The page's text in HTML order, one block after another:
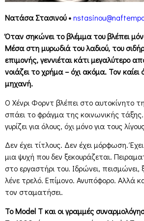
Νατάσα Στασινού •
Όταν σηκώνει το βλέμμα του βλέπει
Μέσα στη μυρωδιά του λαδιού, του
επιμονής, γεννιέται κάτι μεγαλύτερο
νοιάζει το χρήμα – όχι ακόμα. Τον
μηχανή.
Ο Χένρι Φορντ βλέπει στο αυτοκίνητο
σπάει το φράγμα της κοινωνικής
γυρίζει για όλους, όχι μόνο για τους
Δεν έχει τίτλους. Δεν έχει μόρφωση.
μια ψυχή που δεν ξεκουράζεται.
στο εργαστήρι του. Ιδρώνει, πεισμώνει,
λένε τρελό. Επίμονο. Ανυπόφορο. Αλλά
τον σταματήσει.
Το Model T και οι γραμμές